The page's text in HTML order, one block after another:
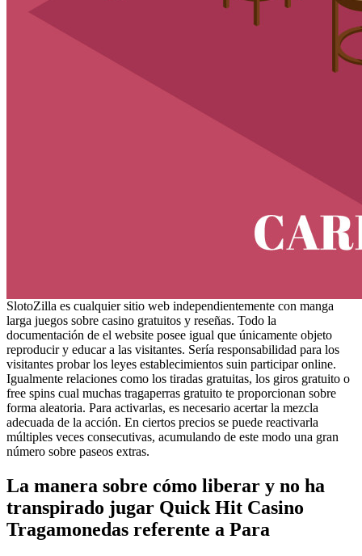
SlotoZilla es cualquier sitio web independientemente con manga
larga juegos sobre casino gratuitos y reseñas. Todo la
documentación de el website posee igual que únicamente objeto
reproducir y educar a las visitantes. Serí­a responsabilidad para los
visitantes probar los leyes establecimientos suin participar online.
Igualmente relaciones como los tiradas gratuitas, los giros gratuito o
free spins cual muchas tragaperras gratuito te proporcionan sobre
forma aleatoria. Para activarlas, es necesario acertar la mezcla
adecuada de la acción. En ciertos precios se puede reactivarla
múltiples veces consecutivas, acumulando de este modo una gran
número sobre paseos extras.
La manera sobre cómo liberar y no ha
transpirado jugar Quick Hit Casino
Tragamonedas referente a Para